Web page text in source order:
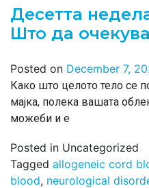
Десетта
Што да
Posted on December 7,
Како што целото тело се
мајка, полека вашата
можеби и е
Posted in Uncategorized
Tagged allogeneic cord
blood, neurological